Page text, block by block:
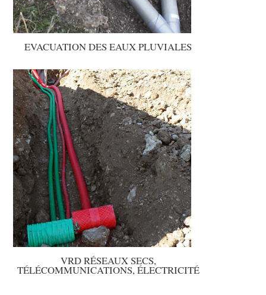
EVACUATION DES EAUX PLUVIALES
VRD RÉSEAUX SECS,
TÉLÉCOMMUNICATIONS, ÉLECTRICITÉ